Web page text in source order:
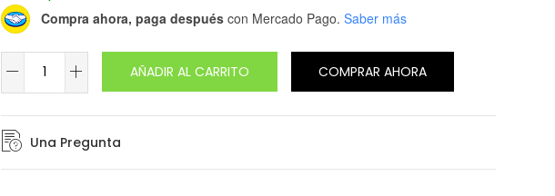
Compra ahora, paga después con Mercado Pago. Saber más
AÑADIR AL CARRITO COMPRAR AHORA
Una Pregunta